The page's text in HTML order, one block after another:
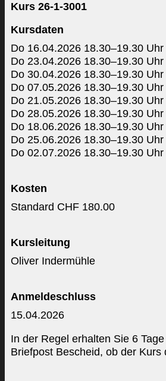
Kurs 26-1-3001
Kursdaten
Do 16.04.2026 18.30–19.30 Uhr
Do 23.04.2026 18.30–19.30 Uhr
Do 30.04.2026 18.30–19.30 Uhr
Do 07.05.2026 18.30–19.30 Uhr
Do 21.05.2026 18.30–19.30 Uhr
Do 28.05.2026 18.30–19.30 Uhr
Do 18.06.2026 18.30–19.30 Uhr
Do 25.06.2026 18.30–19.30 Uhr
Do 02.07.2026 18.30–19.30 Uhr
Kosten
Standard CHF 180.00
Kursleitung
Oliver Indermühle
Anmeldeschluss
15.04.2026
In der Regel erhalten Sie 6
Briefpost Bescheid, ob der Kurs